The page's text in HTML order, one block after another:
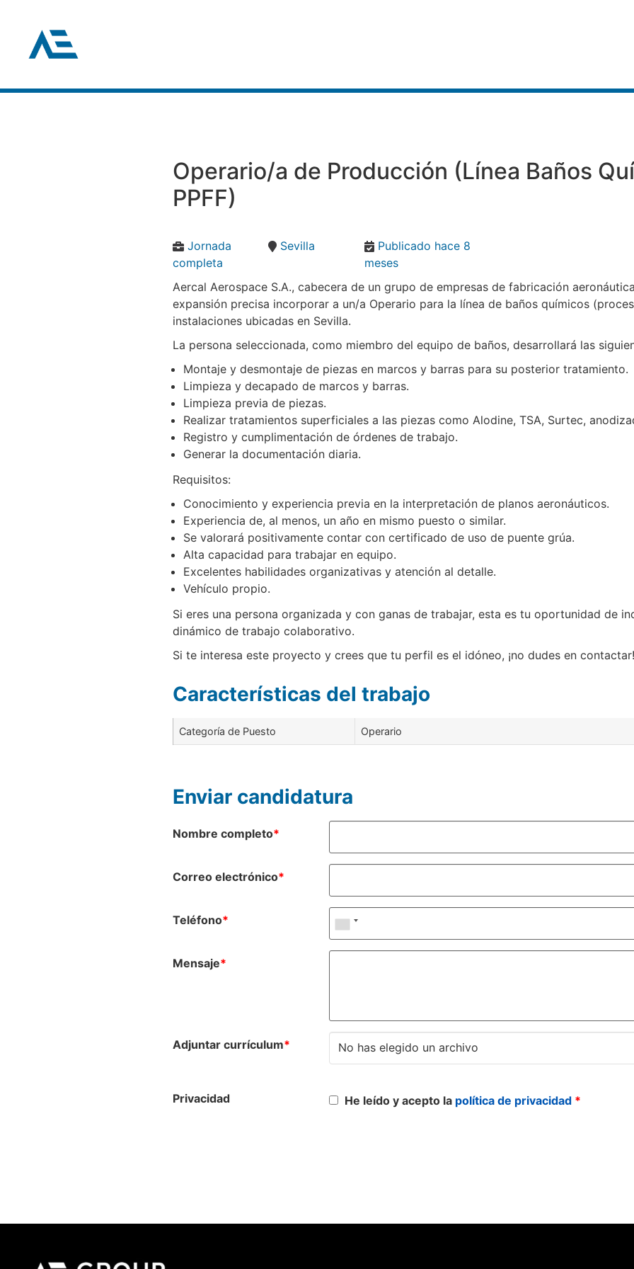
Operario/a de Producción (Lí­nea Baños
PPFF)
Jornada
completa
Sevilla
Publicado hace 8
meses
Aercal Aerospace S.A., cabecera de un grupo de empresas de fabricación
expansión precisa incorporar a un/a Operario para la lí­nea de baños quí­micos
instalaciones ubicadas en Sevilla.
La persona seleccionada, como miembro del equipo de baños, desarrollará las
Montaje y desmontaje de piezas en marcos y barras para su posterior tratamiento.
Limpieza y decapado de marcos y barras.
Limpieza previa de piezas.
Realizar tratamientos superficiales a las piezas como Alodine, TSA, Surtec,
Registro y cumplimentación de órdenes de trabajo.
Generar la documentación diaria.
Requisitos:
Conocimiento y experiencia previa en la interpretación de planos aeronáuticos.
Experiencia de, al menos, un año en mismo puesto o similar.
Se valorará positivamente contar con certificado de uso de puente grúa.
Alta capacidad para trabajar en equipo.
Excelentes habilidades organizativas y atención al detalle.
Vehí­culo propio.
Si eres una persona organizada y con ganas de trabajar, esta es tu oportunidad de
dinámico de trabajo colaborativo.
Si te interesa este proyecto y crees que tu perfil es el idóneo, ¡no dudes en contactar!
Características del trabajo
Categoría de Puesto Operario
Enviar candidatura
Nombre completo*
Correo electrónico*
Teléfono*
Mensaje*
Adjuntar currículum* No has elegido un archivo
Privacidad He leído y acepto la política de privacidad *